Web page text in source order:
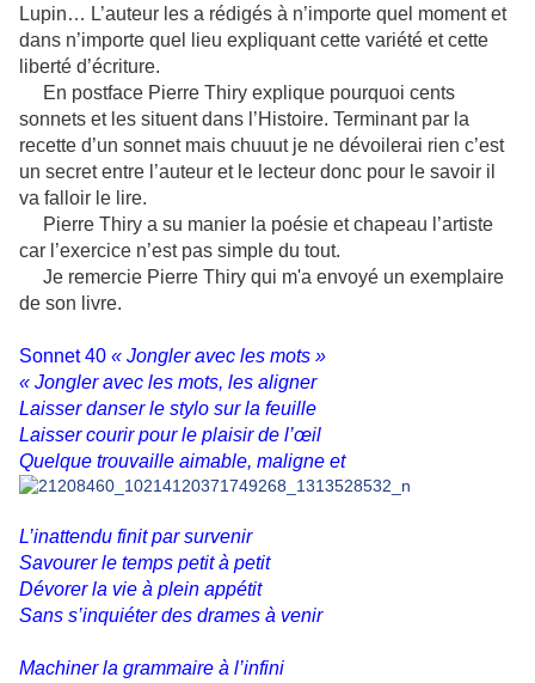
Lupin… L’auteur les a rédigés à n’importe quel moment et
dans n’importe quel lieu expliquant cette variété et cette
liberté d’écriture.
En postface Pierre Thiry explique pourquoi cents
sonnets et les situent dans l’Histoire. Terminant par la
recette d’un sonnet mais chuuut je ne dévoilerai rien c’est
un secret entre l’auteur et le lecteur donc pour le savoir il
va falloir le lire.
Pierre Thiry a su manier la poésie et chapeau l’artiste
car l’exercice n’est pas simple du tout.
Je remercie Pierre Thiry qui m'a envoyé un exemplaire
de son livre.
Sonnet 40 « Jongler avec les mots »
« Jongler avec les mots, les aligner
Laisser danser le stylo sur la feuille
Laisser courir pour le plaisir de l’œil
Quelque trouvaille aimable, maligne et
L’inattendu finit par survenir
Savourer le temps petit à petit
Dévorer la vie à plein appétit
Sans s’inquiéter des drames à venir
Machiner la grammaire à l’infini